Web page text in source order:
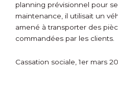
planning prévisionnel pour
maintenance, il utilisait un
amené à transporter des
commandées par les clients.
Cassation sociale, 1er mars